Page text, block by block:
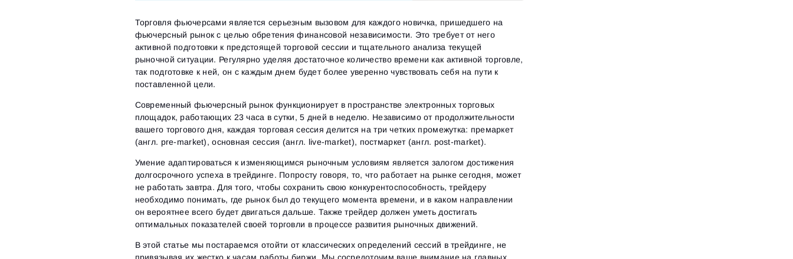
Торговля фьючерсами является серьезным вызовом для каждого новичка, пришедшего на
фьючерсный рынок с целью обретения финансовой независимости. Это требует от него
активной подготовки к предстоящей торговой сессии и тщательного анализа текущей
рыночной ситуации. Регулярно уделяя достаточное количество времени как активной торговле,
так подготовке к ней, он с каждым днем будет более уверенно чувствовать себя на пути к
поставленной цели.
Современный фьючерсный рынок функционирует в пространстве электронных торговых
площадок, работающих 23 часа в сутки, 5 дней в неделю. Независимо от продолжительности
вашего торгового дня, каждая торговая сессия делится на три четких промежутка: премаркет
(англ. pre-market), основная сессия (англ. live-market), постмаркет (англ. post-market).
Умение адаптироваться к изменяющимся рыночным условиям является залогом достижения
долгосрочного успеха в трейдинге. Попросту говоря, то, что работает на рынке сегодня, может
не работать завтра. Для того, чтобы сохранить свою конкурентоспособность, трейдеру
необходимо понимать, где рынок был до текущего момента времени, и в каком направлении
он вероятнее всего будет двигаться дальше. Также трейдер должен уметь достигать
оптимальных показателей своей торговли в процессе развития рыночных движений.
В этой статье мы постараемся отойти от классических определений сессий в трейдинге, не